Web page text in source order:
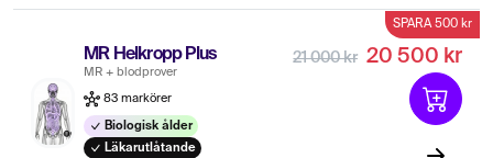
SPARA 500 kr
MR Helkropp Plus
MR + blodprover
83 markörer
Biologisk ålder
Läkarutlåtande
21 000 kr 20 500 kr